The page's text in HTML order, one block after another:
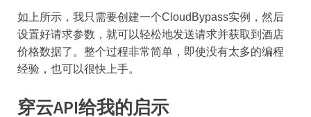
如上所示，我只需要创建一个CloudBypass实例，然后
设置好请求参数，就可以轻松地发送请求并获取到酒店
价格数据了。整个过程非常简单，即使没有太多的编程
经验，也可以很快上手。
穿云API给我的启示